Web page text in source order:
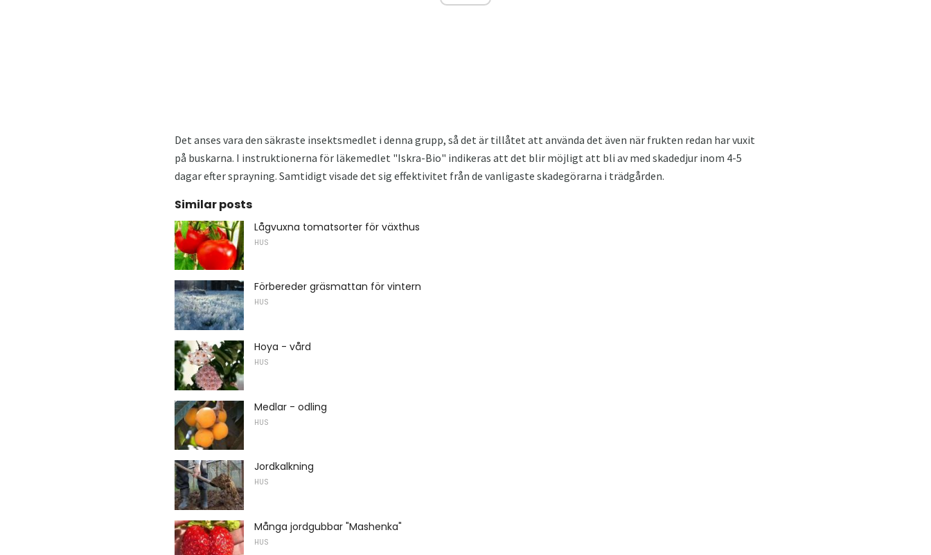
Det anses vara den säkraste insektsmedlet i denna grupp, så det är tillåtet att använda det även när frukten redan har vuxit
på buskarna. I instruktionerna för läkemedlet "Iskra-Bio" indikeras att det blir möjligt att bli av med skadedjur inom 4-5
dagar efter sprayning. Samtidigt visade det sig effektivitet från de vanligaste skadegörarna i trädgården.
Similar posts
Lågvuxna tomatsorter för växthus
HUS
Förbereder gräsmattan för vintern
HUS
Hoya - vård
HUS
Medlar - odling
HUS
Jordkalkning
HUS
Många jordgubbar "Mashenka"
HUS